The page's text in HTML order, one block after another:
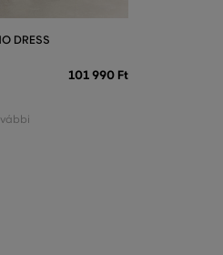
DRESS
101 990 Ft